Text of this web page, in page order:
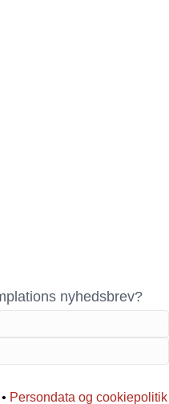
nyhedsbrev?
Persondata og cookiepolitik